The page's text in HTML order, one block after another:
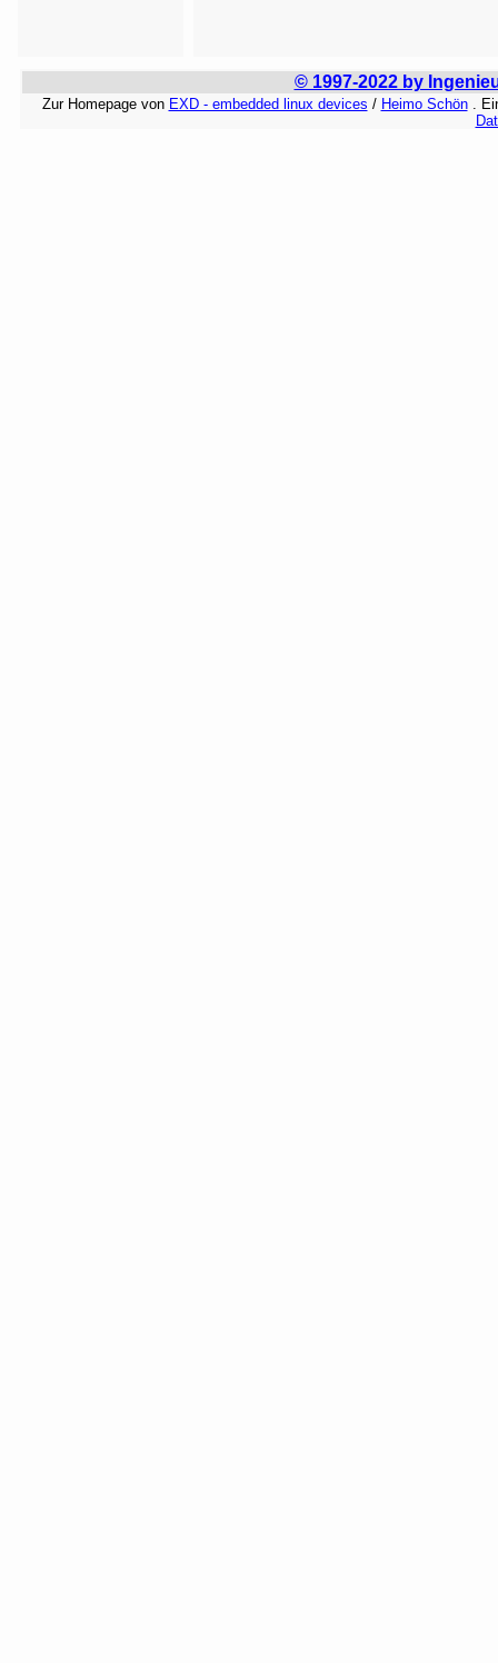
© 1997-2022 by
Zur Homepage von EXD - embedded linux devices / Heimo Schön.